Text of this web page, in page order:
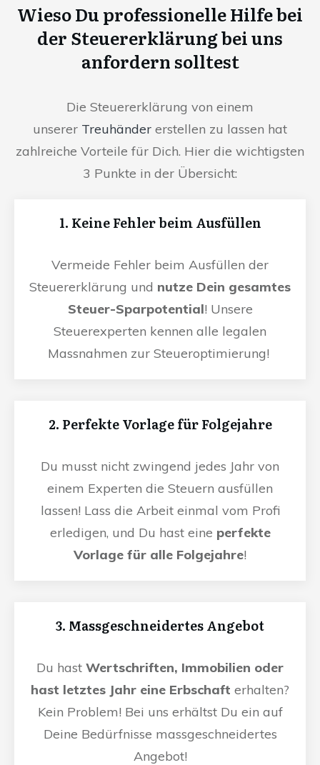
Wieso Du professionelle Hilfe bei
der Steuererklärung bei uns
anfordern solltest
Die Steuererklärung von einem
unserer Treuhänder erstellen zu lassen hat
zahlreiche Vorteile für Dich. Hier die wichtigsten
3 Punkte in der Übersicht:
1. Keine Fehler beim Ausfüllen
Vermeide Fehler beim Ausfüllen der
Steuererklärung und nutze Dein gesamtes
Steuer-Sparpotential! Unsere
Steuerexperten kennen alle legalen
Massnahmen zur Steueroptimierung!
2. Perfekte Vorlage für Folgejahre
Du musst nicht zwingend jedes Jahr von
einem Experten die Steuern ausfüllen
lassen! Lass die Arbeit einmal vom Profi
erledigen, und Du hast eine perfekte
Vorlage für alle Folgejahre!
3. Massgeschneidertes Angebot
Du hast Wertschriften, Immobilien oder
hast letztes Jahr eine Erbschaft erhalten?
Kein Problem! Bei uns erhältst Du ein auf
Deine Bedürfnisse massgeschneidertes
Angebot!